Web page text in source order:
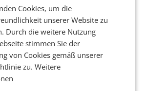
der Zukunft
fokussieren wir uns darauf,
der Unimarkt Gruppe als
akquirieren und haben auch
Wir sind aber natürlich
mit externen Interessenten, wie
jederzeit bereit“,
Cookies, um die
unserer Website zu
Durch die weitere Nutzung
stimmen Sie der
von Cookies gemäß unserer
zu.Weitere